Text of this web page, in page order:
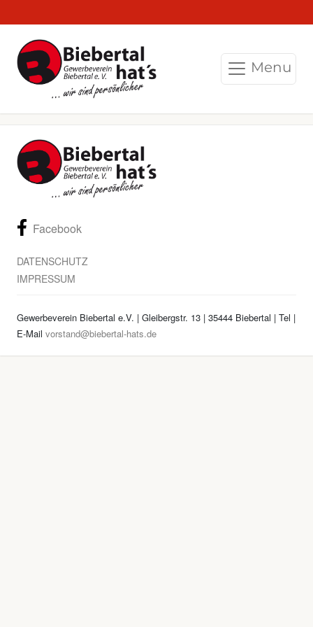
Menu
Facebook
DATENSCHUTZ
IMPRESSUM
Gewerbeverein Biebertal e.V. | Gleibergstr. 13 | 35444 Biebertal | Tel |
E-Mail vorstand@biebertal-hats.de